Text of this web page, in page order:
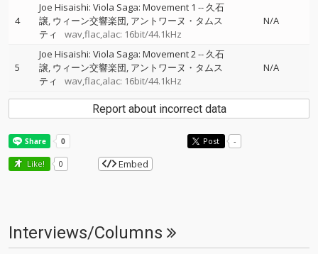
4
Joe Hisaishi: Viola Saga: Movement 1 -- 久石
譲 ウィーン交響楽団 アントワーヌ・タムス
ティ
wav,flac,alac: 16bit/44.1kHz
N/A
5
Joe Hisaishi: Viola Saga: Movement 2-- 久石
譲 ウィーン交響楽団 アントワーヌ・タムス
ティ
wav,flac,alac: 16bit/44.1kHz
N/A
Report about incorrect data
Post -
Like! 0 Embed
Interviews/Columns